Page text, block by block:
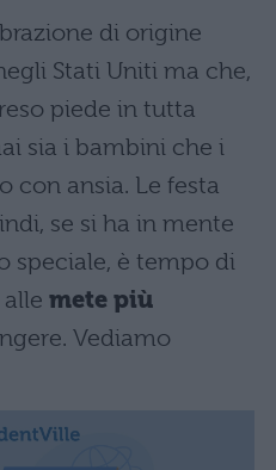
di origine
Stati Uniti ma che,
piede in tutta
sia i bambini che i
con ansia. Le festa
se si ha in mente
speciale, è tempo di
mete più
Vediamo